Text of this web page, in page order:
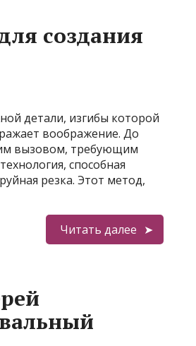
создания
детали, изгибы которой
воображение. До
вызовом, требующим
способная
резка. Этот метод,
Читать далее